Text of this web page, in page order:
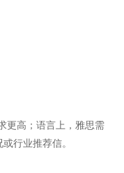
更高；语言上，雅思需
行业推荐信。